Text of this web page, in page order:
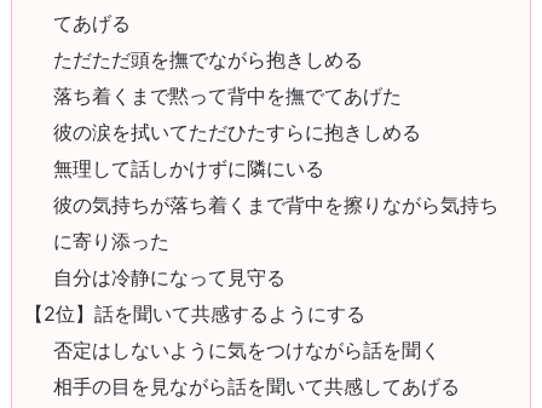
てあげる
ただただ頭を撫でながら抱きしめる
落ち着くまで黙って背中を撫でてあげた
彼の涙を拭いてただひたすらに抱きしめる
無理して話しかけずに隣にいる
彼の気持ちが落ち着くまで背中を擦りながら気持ち
に寄り添った
自分は冷静になって見守る
【2位】話を聞いて共感するようにする
否定はしないように気をつけながら話を聞く
相手の目を見ながら話を聞いて共感してあげる